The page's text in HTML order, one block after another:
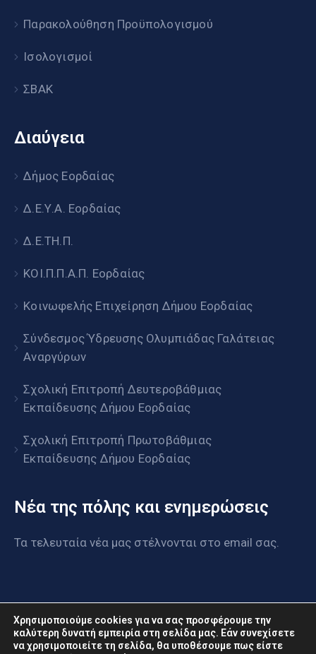
Παρακολούθηση Προϋπολογισμού
Ισολογισμοί
ΣΒΑΚ
Διαύγεια
Δήμος Εορδαίας
Δ.Ε.Υ.Α. Εορδαίας
Δ.Ε.ΤΗ.Π.
ΚΟΙ.Π.Π.Α.Π. Εορδαίας
Κοινωφελής Επιχείρηση Δήμου Εορδαίας
Σύνδεσμος Ύδρευσης Ολυμπιάδας Γαλάτειας
Αναργύρων
Σχολική Επιτροπή Δευτεροβάθμιας
Εκπαίδευσης Δήμου Εορδαίας
Σχολική Επιτροπή Πρωτοβάθμιας
Εκπαίδευσης Δήμου Εορδαίας
Νέα της πόλης και ενημερώσεις
Τα τελευταία νέα μας στέλνονται στο email σας.
Χρησιμοποιούμε cookies για να σας προσφέρουμε την
καλύτερη δυνατή εμπειρία στη σελίδα μας. Εάν συνεχίσετε
να χρησιμοποιείτε τη σελίδα, θα υποθέσουμε πως είστε